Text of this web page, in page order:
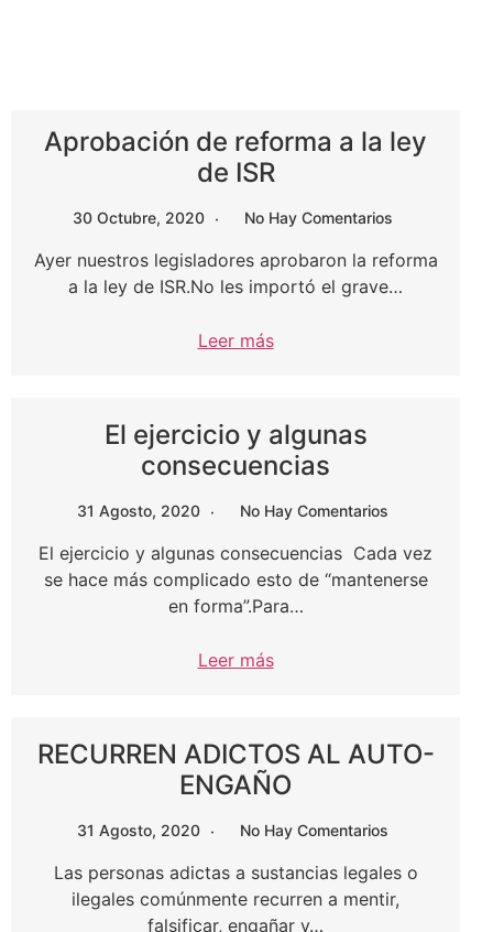
Aprobación de reforma a la ley
de ISR
30 Octubre, 2020 No Hay Comentarios
Ayer nuestros legisladores aprobaron la reforma
a la ley de ISR.No les importó el grave…
Leer más
El ejercicio y algunas
consecuencias
31 Agosto, 2020 No Hay Comentarios
El ejercicio y algunas consecuencias Cada vez
se hace más complicado esto de “mantenerse
en forma”.Para…
Leer más
RECURREN ADICTOS AL AUTO-
ENGAÑO
31 Agosto, 2020 No Hay Comentarios
Las personas adictas a sustancias legales o
ilegales comúnmente recurren a mentir,
falsificar, engañar y…